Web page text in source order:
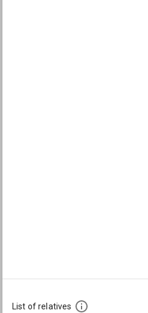
List of relatives